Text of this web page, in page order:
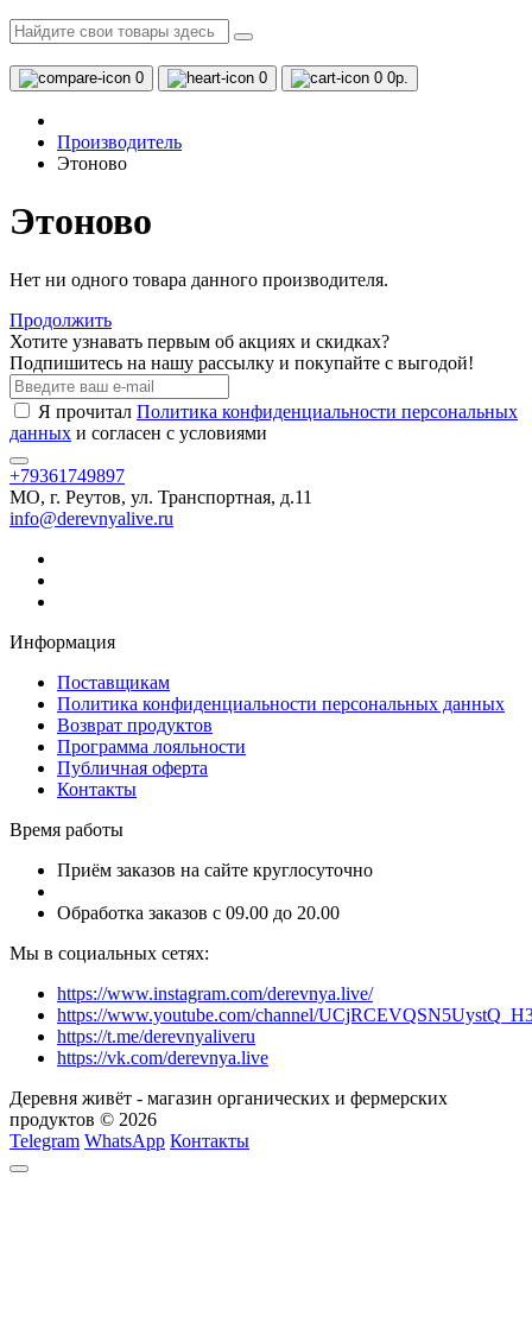
0 0 0 0р.
Производитель
Этоново
Этоново
Нет ни одного товара данного производителя.
Продолжить
Хотите узнавать первым об акциях и скидках?
Подпишитесь на нашу рассылку и покупайте с выгодой!
Я прочитал Политика конфиденциальности персональных
данных и согласен с условиями
+79361749897
МО, г. Реутов, ул. Транспортная, д.11
info@derevnyalive.ru
Информация
Поставщикам
Политика конфиденциальности персональных данных
Возврат продуктов
Программа лояльности
Публичная оферта
Контакты
Время работы
Приём заказов на сайте круглосуточно
Обработка заказов с 09.00 до 20.00
Мы в социальных сетях:
https://www.instagram.com/derevnya.live/
https://www.youtube.com/channel/
https://t.me/derevnyaliveru
https://vk.com/derevnya.live
Деревня живёт - магазин органических и фермерских
продуктов © 2026
Telegram WhatsApp Контакты